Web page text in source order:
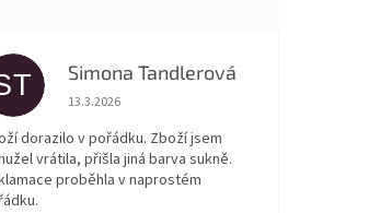
Simona Tandlerová
Hodnocení obchodu je 5 z 5 hvězdiček.
13.3.2026
dorazilo v pořádku. Zboží jsem
vrátila, přišla jiná barva sukně.
proběhla v naprostém